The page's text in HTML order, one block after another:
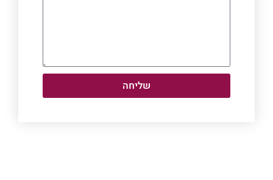
שליחה